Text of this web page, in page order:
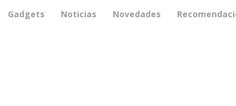
Gadgets Noticias Novedades